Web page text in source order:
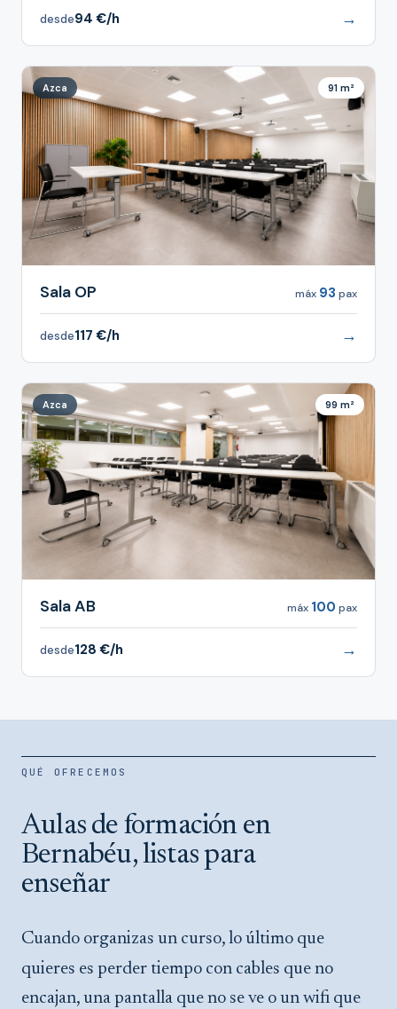
desde94 €/h →
Azca 91 m²
Sala OP máx 93 pax
desde117 €/h →
Azca 99 m²
Sala AB máx 100 pax
desde128 €/h →
QUÉ OFRECEMOS
Aulas de formación en
Bernabéu, listas para
enseñar
Cuando organizas un curso, lo último que
quieres es perder tiempo con cables que no
encajan, una pantalla que no se ve o un wifi que